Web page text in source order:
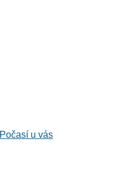
Počasí u vás